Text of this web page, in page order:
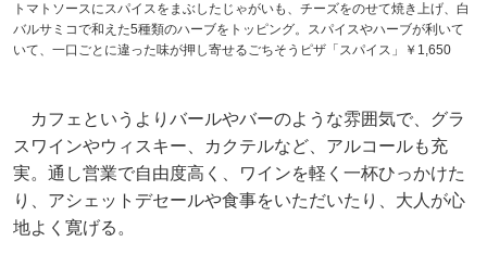
トマトソースにスパイスをまぶしたじゃがいも、チーズをのせて焼き上げ、白
バルサミコで和えた5種類のハーブをトッピング。スパイスやハーブが利いて
いて、一口ごとに違った味が押し寄せるごちそうピザ「スパイス」￥1,650
カフェというよりバールやバーのような雰囲気で、グラ
スワインやウィスキー、カクテルなど、アルコールも充
実。通し営業で自由度高く、ワインを軽く一杯ひっかけた
り、アシェットデセールや食事をいただいたり、大人が心
地よく寛げる。